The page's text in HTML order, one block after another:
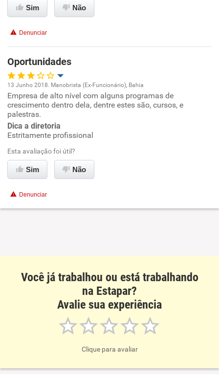
Não recomenda a diretoria
Sim Não
Denunciar
Oportunidades
Oportunidade de promoção
Benefícios
Recomenda esta empresa
Recomenda a diretoria
13 Junho 2018. Manobrista (Ex-Funcionário), Bahia
Empresa de alto nível com alguns programas de
crescimento dentro dela, dentre estes são, cursos, e
palestras.
Dica a diretoria
Estritamente profissional
Esta avaliação foi útil?
Sim Não
Denunciar
Você já trabalhou ou está trabalhando
na Estapar?
Avalie sua experiência
Clique para avaliar